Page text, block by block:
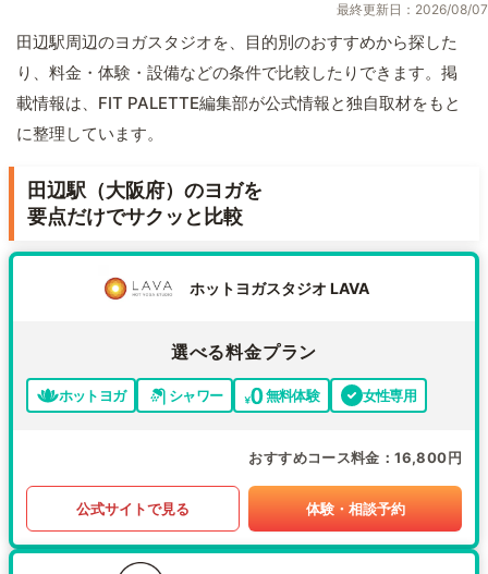
最終更新日：2026/08/07
田辺駅周辺のヨガスタジオを、目的別のおすすめから探した
り、料金・体験・設備などの条件で比較したりできます。掲
載情報は、FIT PALETTE編集部が公式情報と独自取材をもと
に整理しています。
田辺駅（大阪府）のヨガを
要点だけでサクッと比較
ホットヨガスタジオ LAVA
選べる料金プラン
ホットヨガ シャワー 無料体験 女性専用
おすすめコース料金 16,800円
公式サイトで見る 体験・相談予約